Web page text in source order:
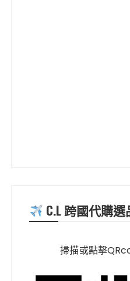
C.L 跨國代購選
掃描或點擊